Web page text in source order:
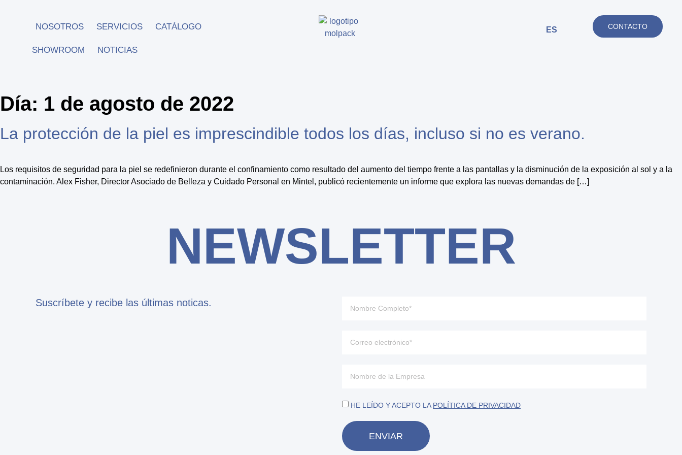
NOSOTROS SERVICIOS CATÁLOGO
SHOWROOM NOTICIAS
ES CONTACTO
Día: 1 de agosto de 2022
La protección de la piel es imprescindible todos los días, incluso si no es verano.
Los requisitos de seguridad para la piel se redefinieron durante el confinamiento como resultado del aumento del tiempo frente a las pantallas y la disminución de la exposición al sol y a la
contaminación. Alex Fisher, Director Asociado de Belleza y Cuidado Personal en Mintel, publicó recientemente un informe que explora las nuevas demandas de […]
NEWSLETTER
Suscríbete y recibe las últimas noticas.
HE LEÍDO Y ACEPTO LA POLÍTICA DE PRIVACIDAD
ENVIAR